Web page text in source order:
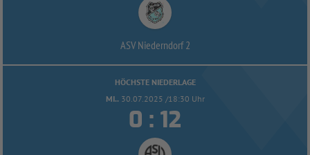
ASV Niederndorf 2
HÖCHSTE NIEDERLAGE
MI.. 30.07.2025 /18:30 Uhr
 : 